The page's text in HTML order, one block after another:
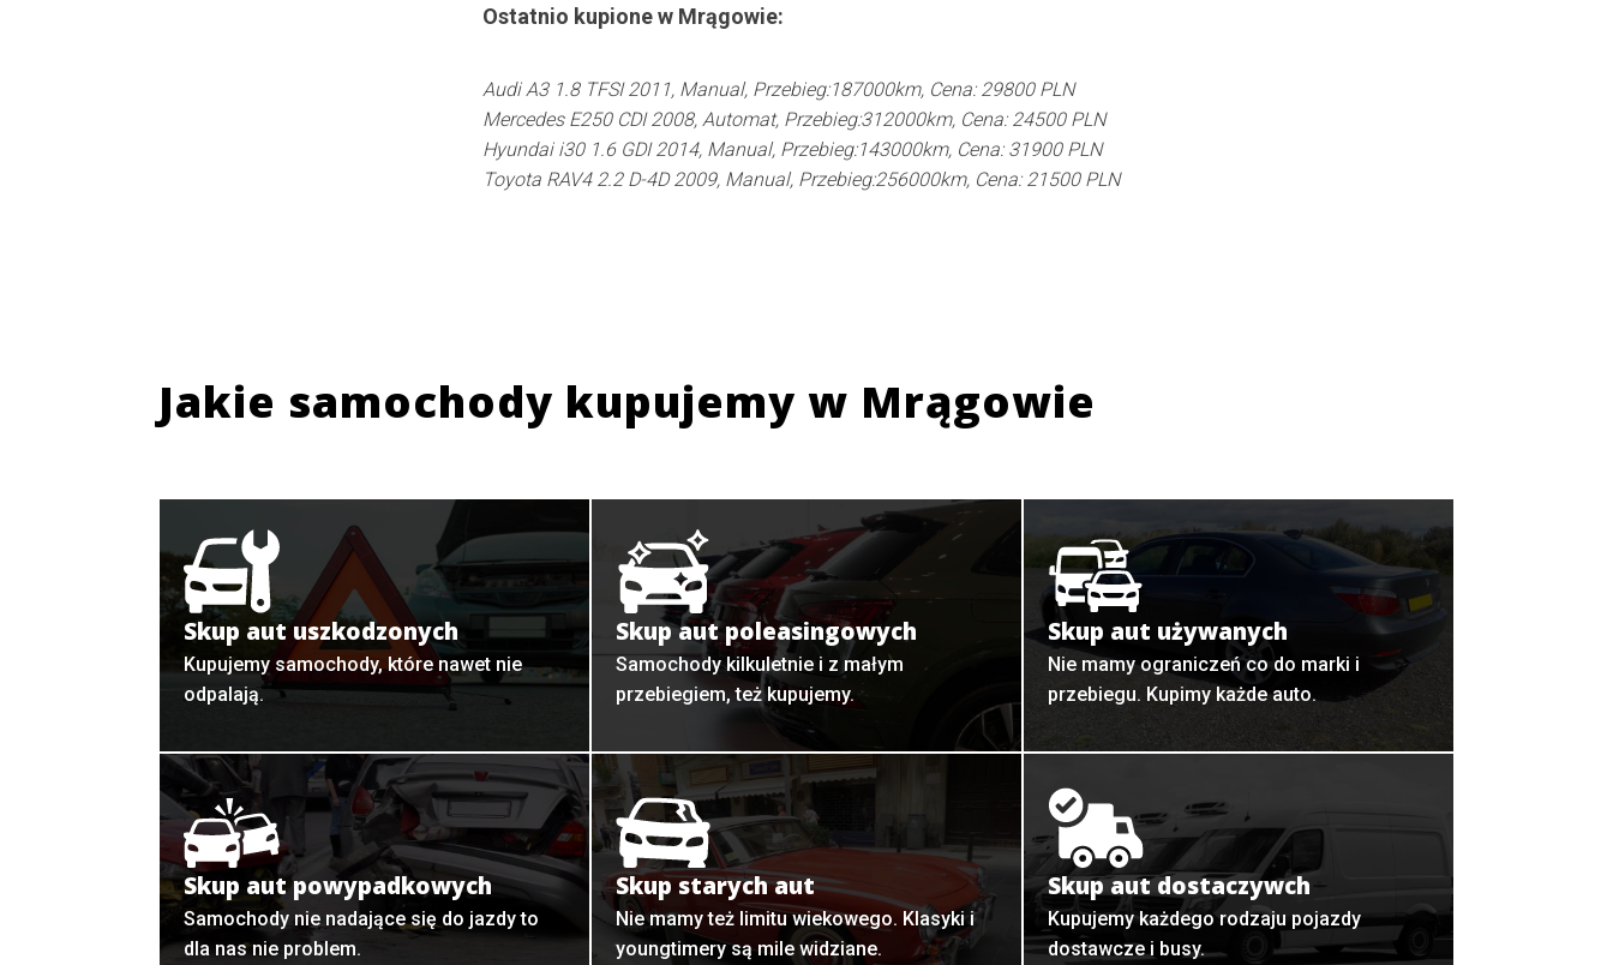
Ostatnio kupione w Mrągowie:
Audi A3 1.8 TFSI 2011, Manual, Przebieg:187000km, Cena: 29800 PLN
Mercedes E250 CDI 2008, Automat, Przebieg:312000km, Cena: 24500 PLN
Hyundai i30 1.6 GDI 2014, Manual, Przebieg:143000km, Cena: 31900 PLN
Toyota RAV4 2.2 D-4D 2009, Manual, Przebieg:256000km, Cena: 21500 PLN
Jakie samochody kupujemy w Mrągowie
Skup aut uszkodzonych
Kupujemy samochody, które nawet nie
odpalają.
Skup aut poleasingowych
Samochody kilkuletnie i z małym
przebiegiem, też kupujemy.
Skup aut używanych
Nie mamy ograniczeń co do marki i
przebiegu. Kupimy każde auto.
Skup aut powypadkowych
Samochody nie nadające się do jazdy to
dla nas nie problem.
Skup starych aut
Nie mamy też limitu wiekowego. Klasyki i
youngtimery są mile widziane.
Skup aut dostaczywch
Kupujemy każdego rodzaju pojazdy
dostawcze i busy.